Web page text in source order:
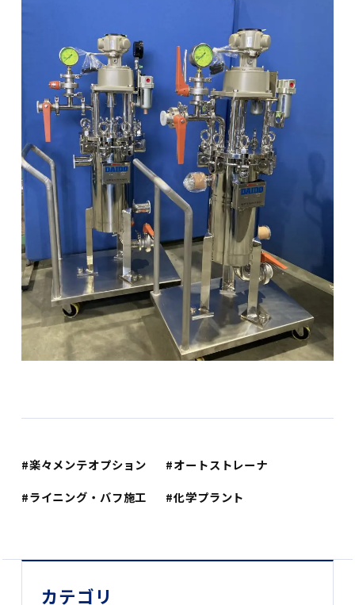
楽々メンテオプション
オートストレーナ
ライニング・バフ施工
化学プラント
カテゴリ